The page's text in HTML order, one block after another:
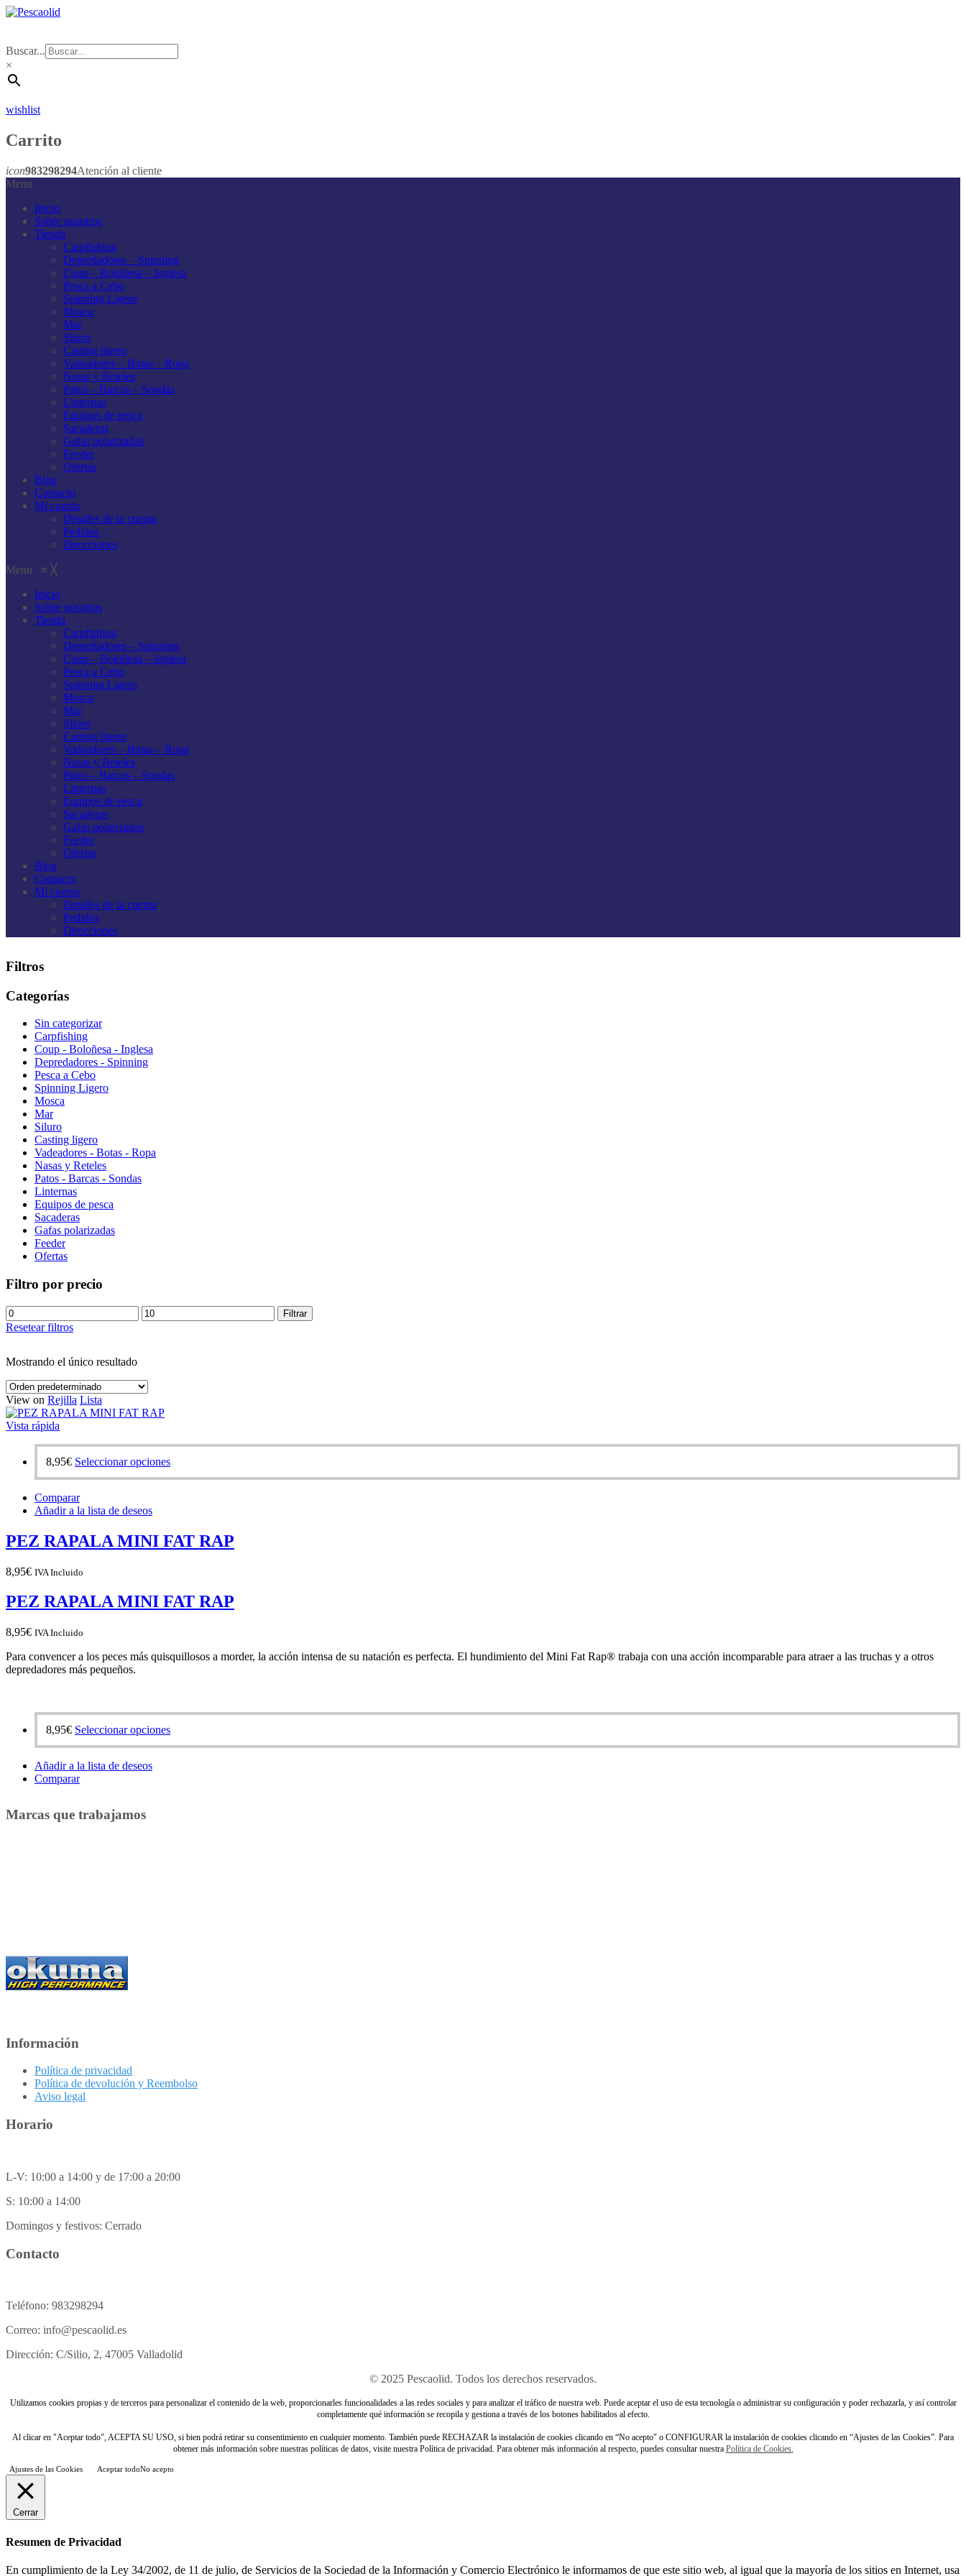
Buscar...
×
wishlist
Carrito
icon983298294Atención al cliente
Menu
Inicio
Sobre nosotros
Tienda
Carpfishing
Depredadores – Spinning
Coup – Boloñesa – Inglesa
Pesca a Cebo
Spinning Ligero
Mosca
Mar
Siluro
Casting ligero
Vadeadores – Botas – Ropa
Nasas y Reteles
Patos – Barcas – Sondas
Linternas
Equipos de pesca
Sacaderas
Gafas polarizadas
Feeder
Ofertas
Blog
Contacto
Mi cuenta
Detalles de la cuenta
Pedidos
Direcciones
Menu ≡ ╳
Inicio
Sobre nosotros
Tienda
Carpfishing
Depredadores – Spinning
Coup – Boloñesa – Inglesa
Pesca a Cebo
Spinning Ligero
Mosca
Mar
Siluro
Casting ligero
Vadeadores – Botas – Ropa
Nasas y Reteles
Patos – Barcas – Sondas
Linternas
Equipos de pesca
Sacaderas
Gafas polarizadas
Feeder
Ofertas
Blog
Contacto
Mi cuenta
Detalles de la cuenta
Pedidos
Direcciones
Filtros
Categorías
Sin categorizar
Carpfishing
Coup - Boloñesa - Inglesa
Depredadores - Spinning
Pesca a Cebo
Spinning Ligero
Mosca
Mar
Siluro
Casting ligero
Vadeadores - Botas - Ropa
Nasas y Reteles
Patos - Barcas - Sondas
Linternas
Equipos de pesca
Sacaderas
Gafas polarizadas
Feeder
Ofertas
Filtro por precio
Precio
mínimo
Precio
máximo
Filtrar
Resetear filtros
Mostrando el único resultado
View on Rejilla Lista
Vista rápida
8,95€ Seleccionar opciones
producto
opciones
se
la
Comparar
Añadir a la lista de deseos
PEZ RAPALA MINI FAT RAP
8,95€ IVA Incluido
PEZ RAPALA MINI FAT RAP
8,95€ IVA Incluido
Para convencer a los peces más quisquillosos a morder, la acción intensa de su natación es perfecta. El hundimiento del Mini Fat Rap® trabaja con una acción incomparable para atraer a las truchas y a otros
depredadores más pequeños.
8,95€ Seleccionar opciones
producto
Añadir a la lista de deseos
Comparar
Marcas que trabajamos
Información
Política de privacidad
Política de devolución y Reembolso
Aviso legal
Horario
L-V: 10:00 a 14:00 y de 17:00 a 20:00
S: 10:00 a 14:00
Domingos y festivos: Cerrado
Contacto
Teléfono: 983298294
Correo: info@pescaolid.es
Dirección: C/Silio, 2, 47005 Valladolid
© 2025 Pescaolid. Todos los derechos reservados.
Utilizamos cookies propias y de terceros para personalizar el contenido de la web, proporcionarles funcionalidades a las redes sociales y para analizar el tráfico de nuestra web. Puede aceptar el uso de esta tecnología o administrar su configuración y poder rechazarla, y así controlar
completamente qué información se recopila y gestiona a través de los botones habilitados al efecto.
Al clicar en "Aceptar todo", ACEPTA SU USO, si bien podrá retirar su consentimiento en cualquier momento. También puede RECHAZAR la instalación de cookies clicando en “No acepto" o CONFIGURAR la instalación de cookies clicando en “Ajustes de las Cookies”. Para
obtener más información sobre nuestras políticas de datos, visite nuestra Política de privacidad. Para obtener más información al respecto, puedes consultar nuestra Política de Cookies.
Ajustes de las Cookies Aceptar todoNo acepto
Cerrar
Resumen de Privacidad
En cumplimiento de la Ley 34/2002, de 11 de julio, de Servicios de la Sociedad de la Información y Comercio Electrónico le informamos de que este sitio web, al igual que la mayoría de los sitios en Internet, usa